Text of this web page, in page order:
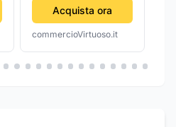
MISCELATORE
Acquista ora
commercioVirtuoso.it